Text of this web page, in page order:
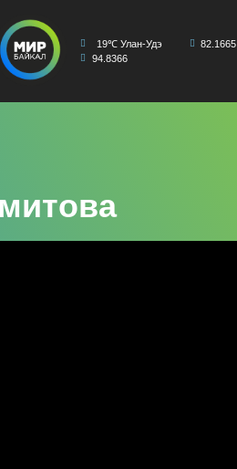
19℃ Улан-Удэ
82.1665
94.8366